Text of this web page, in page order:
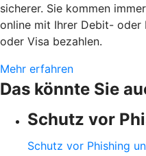
sicherer. Sie kommen
online mit Ihrer Debit-
oder Visa bezahlen.
Mehr erfahren
Das könnte Sie
Schutz vor
Schutz vor Phishing